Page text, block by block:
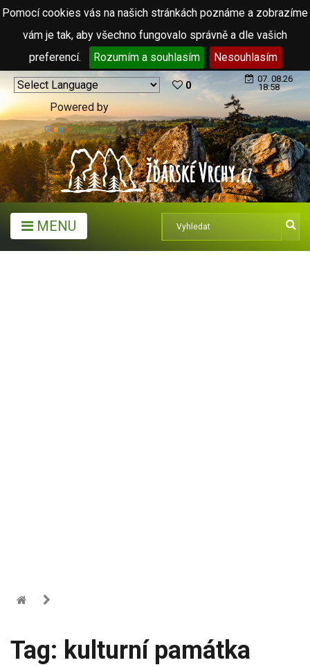
Pomocí cookies vás na našich stránkách poznáme a zobrazíme
vám je tak, aby všechno fungovalo správně a dle vašich
preferencí.
Rozumím a souhlasím Nesouhlasím
Powered by
Translate
0
07. 08.26
18:58
MENU
Tag: kulturní památka